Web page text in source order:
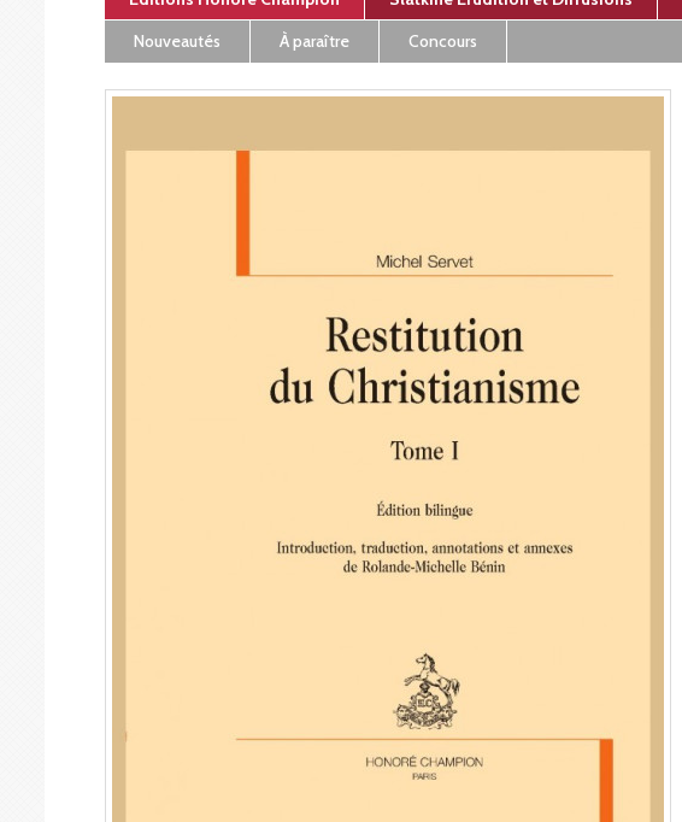
Nouveautés
À paraître Concours